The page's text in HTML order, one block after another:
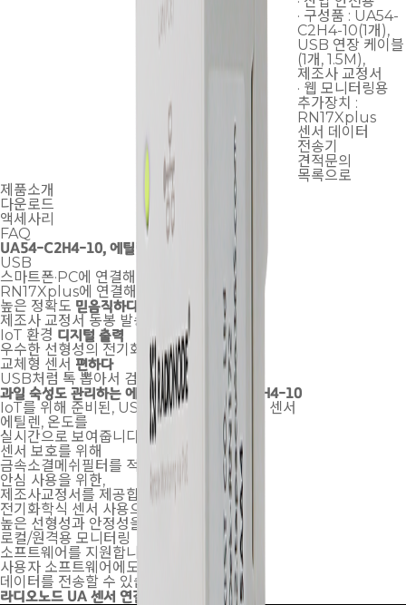
· 구성품 : UA54-
C2H4-10(1개),
USB 연장 케이블
(1개, 1.5M),
제조사 교정서
· 웹 모니터링용
추가장치 :
RN17Xplus
센서 데이터
전송기
견적문의
목록으로
제품소개
다운로드
액세사리
FAQ
UA54-C2H4-10, 에틸렌 측정기
USB
스마트폰·PC에 연결해서 로컬 모니터링
RN17Xplus에 연결해서 원격 모니터링
높은 정확도 믿음직하다
제조사 교정서 동봉 발송
IoT 환경 디지털 출력
우수한 선형성의 전기화학식 센서
교체형 센서 편하다
USB처럼 톡 뽑아서 검교정 진행
과일 숙성도 관리하는 에틸렌센서, UA54-C2H4-10
IoT를 위해 준비된, USB로 데이터 출력하는 센서
에틸렌, 온도를
실시간으로 보여줍니다.
센서 보호를 위해
금속소결메쉬필터를 적용했습니다.
안심 사용을 위한,
제조사교정서를 제공합니다.
전기화학식 센서 사용으로
높은 선형성과 안정성을 확보했습니다.
로컬/원격용 모니터링
소프트웨어를 지원합니다.
사용자 소프트웨어에도
데이터를 전송할 수 있습니다.
라디오노드 UA 센서 연결 방법